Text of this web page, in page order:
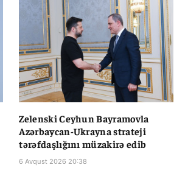
Zelenski Ceyhun Bayramovla
Azərbaycan-Ukrayna strateji
tərəfdaşlığını müzakirə edib
6 Avqust 2026 20:38